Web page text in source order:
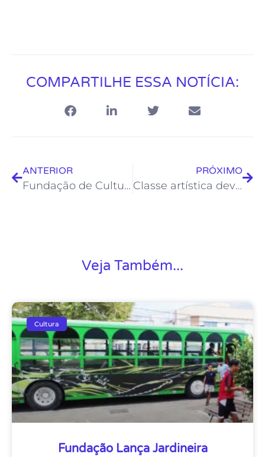
COMPARTILHE ESSA NOTÍCIA:
ANTERIOR
Fundação de Cultura promove cursos livres de flauta transversa e bateria
PRÓXIMO
Classe artística deve participar da consulta pública a Lei Paulo Gustavo aberta pela Froc
Veja Também...
Cultura
Fundação Lança Jardineira